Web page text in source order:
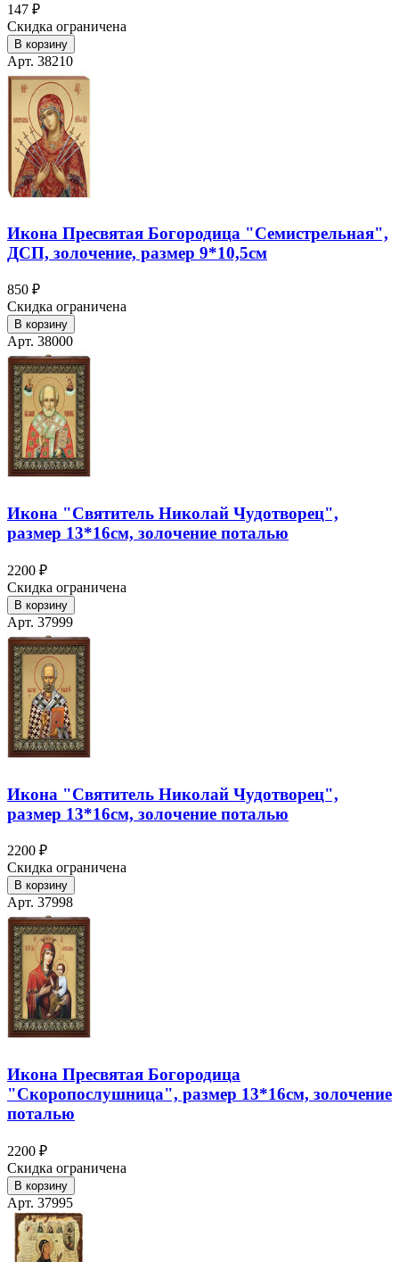
147 ₽
Скидка ограничена
В корзину
Арт. 38210
Икона Пресвятая Богородица "Семистрельная",
ДСП, золочение, размер 9*10,5см
850 ₽
Скидка ограничена
В корзину
Арт. 38000
Икона "Святитель Николай Чудотворец",
размер 13*16см, золочение поталью
2200 ₽
Скидка ограничена
В корзину
Арт. 37999
Икона "Святитель Николай Чудотворец",
размер 13*16см, золочение поталью
2200 ₽
Скидка ограничена
В корзину
Арт. 37998
Икона Пресвятая Богородица
"Скоропослушница", размер 13*16см, золочение
поталью
2200 ₽
Скидка ограничена
В корзину
Арт. 37995